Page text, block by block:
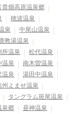
貴畑高原温泉郷
穂波温泉
泉
中尾山温泉
鹿教湯温泉
所温泉
松代温泉
温泉
南木曽温泉
温泉
湯田中温泉
州よませ温泉
タングラム斑尾温泉
泉郷
昼神温泉